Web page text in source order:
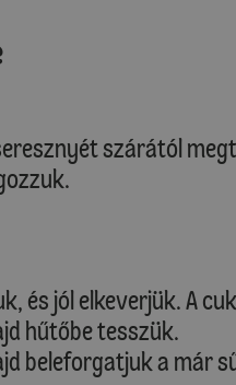
szárától
és jól elkeverjük. A
hűtőbe tesszük.
beleforgatjuk a már